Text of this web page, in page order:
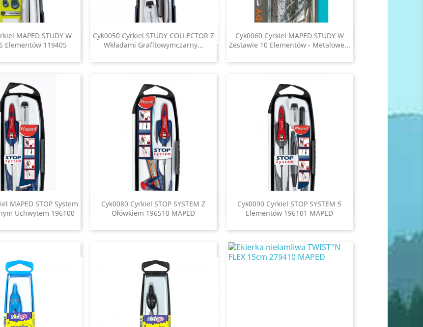
MAPED STUDY W
Elementów 119405
podgląd
Cyk0050 Cyrkiel STUDY COLLECTOR Z
Wkładami Grafitowymczarny...
Szybki podgląd
Cyk0060 Cyrkiel MAPED STUDY W
Zestawie 10 Elementów - Metalowe...
Szybki podgląd
MAPED STOP System
Uchwytem 196100
podgląd
Cyk0080 Cyrkiel STOP SYSTEM Z
Ołówkiem 196510 MAPED
 Szybki podgląd
Cyk0090 Cyrkiel STOP SYSTEM 5
Elementów 196101 MAPED
 Szybki podgląd